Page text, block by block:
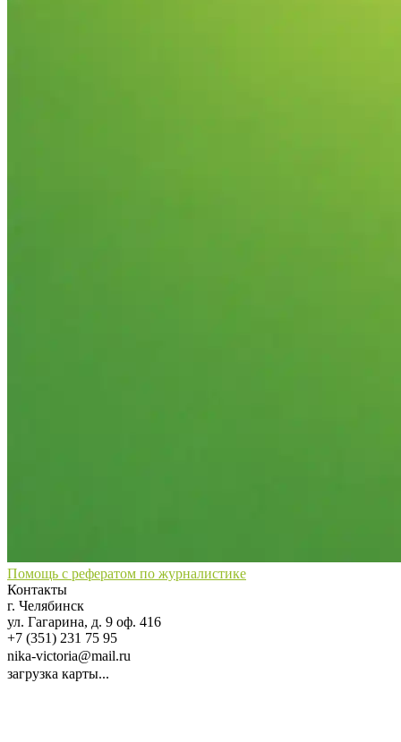
Помощь с рефератом по журналистике
Контакты
г. Челябинск
ул. Гагарина, д. 9 оф. 416
+7 (351) 231 75 95
nika-victoria@mail.ru
загрузка карты...